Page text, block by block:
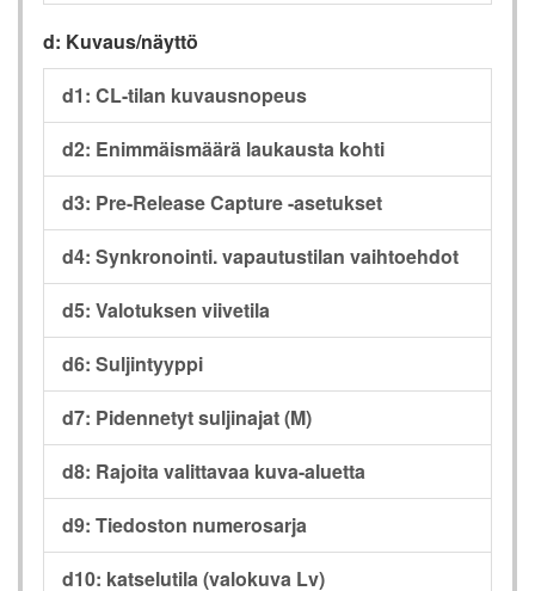
d: Kuvaus/näyttö
d1: CL-tilan kuvausnopeus
d2: Enimmäismäärä laukausta kohti
d3: Pre-Release Capture -asetukset
d4: Synkronointi. vapautustilan vaihtoehdot
d5: Valotuksen viivetila
d6: Suljintyyppi
d7: Pidennetyt suljinajat (M)
d8: Rajoita valittavaa kuva-aluetta
d9: Tiedoston numerosarja
d10: katselutila (valokuva Lv)